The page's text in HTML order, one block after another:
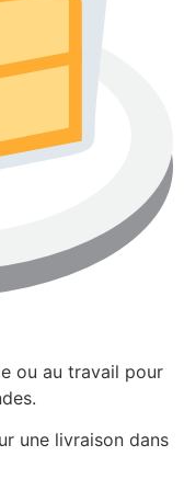
ou au travail pour
une livraison dans